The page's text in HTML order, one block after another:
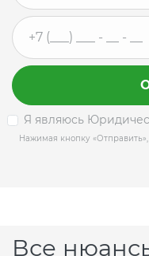
Я являюсь
Нажимая кнопку
Все